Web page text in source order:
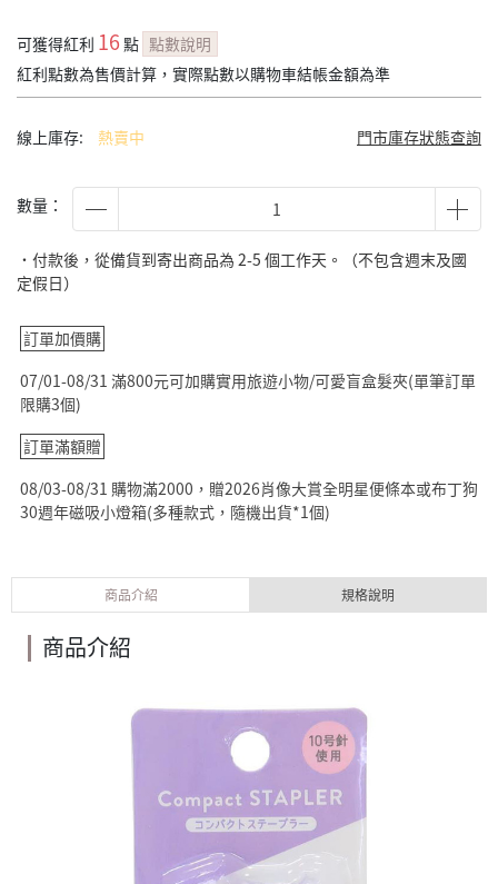
可獲得紅利 16點 點數說明
紅利點數為售價計算，實際點數以購物車結帳金額為準
線上庫存: 熱賣中 門市庫存狀態查詢
數量：
˙付款後，從備貨到寄出商品為 2-5 個工作天。（不包含週末及國
定假日）
訂單加價購
07/01-08/31 滿800元可加購實用旅遊小物/可愛盲盒髮夾(單筆訂單
限購3個)
訂單滿額贈
08/03-08/31 購物滿2000，贈2026肖像大賞全明星便條本或布丁狗
30週年磁吸小燈箱(多種款式，隨機出貨*1個)
商品介紹 規格說明
商品介紹